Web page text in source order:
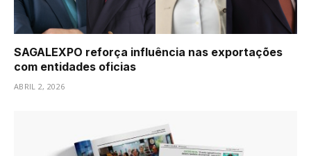
SAGALEXPO reforça influência nas exportações
com entidades oficias
ABRIL 2, 2026